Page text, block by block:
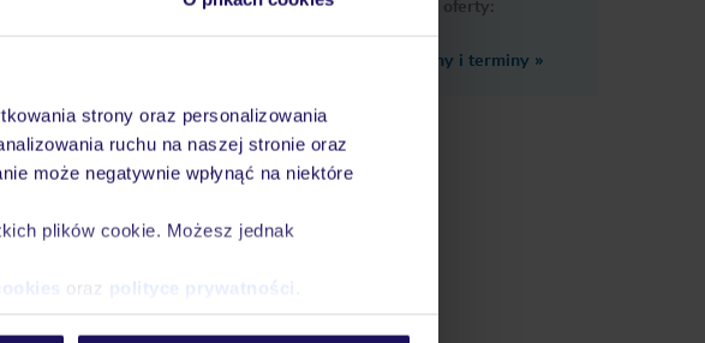
strony oraz personalizowania
ruchu na naszej stronie oraz
może negatywnie wpłynąć na niektóre
plików cookie. Możesz jednak
oraz polityce prywatności
SMS i za
mnóstwo przydatnych
podobne oferty:
Zobacz inne ceny i terminy »